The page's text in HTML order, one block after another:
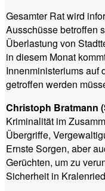
Gesamter Rat wird
Ausschüsse betroffen
Überlastung von
in diesem Monat
Innenministeriums auf
getroffen werden
Christoph Bratmann
Kriminalität im
Übergriffe,
Ernste Sorgen, aber
Gerüchten, um zu
Sicherheit in